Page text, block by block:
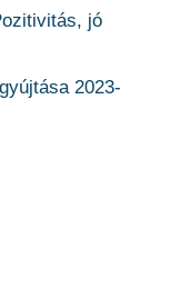
jó
2023-